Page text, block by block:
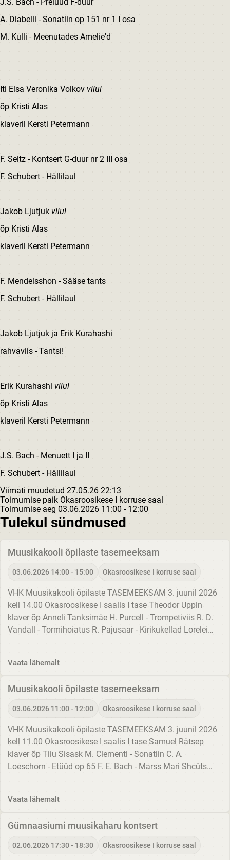
A. Diabelli - Sonatiin op 151 nr 1 I osa
M. Kulli - Meenutades Amelie'd
Iti Elsa Veronika Volkov viiul
õp Kristi Alas
klaveril Kersti Petermann
F. Seitz - Kontsert G-duur nr 2 III osa
F. Schubert - Hällilaul
Jakob Ljutjuk viiul
õp Kristi Alas
klaveril Kersti Petermann
F. Mendelsshon - Sääse tants
F. Schubert - Hällilaul
Jakob Ljutjuk ja Erik Kurahashi
rahvaviis - Tantsi!
Erik Kurahashi viiul
õp Kristi Alas
klaveril Kersti Petermann
J.S. Bach - Menuett I ja II
F. Schubert - Hällilaul
Viimati muudetud 27.05.26 22:13
Toimumise paik Okasroosikese I korruse saal
Toimumise aeg 03.06.2026 11:00 - 12:00
Tulekul sündmused
Muusikakooli õpilaste tasemeeksam
03.06.2026 14:00 - 15:00 Okasroosikese I korruse saal
VHK Muusikakooli õpilaste TASEMEEKSAM 3. juunil 2026
kell 14.00 Okasroosikese I saalis I tase Theodor Uppin
klaver õp Anneli Tanksimäe H. Purcell - Trompetiviis R. D.
Vandall - Tormihoiatus R. Pajusaar - Kirikukellad Lorelei
Vaata lähemalt
Muusikakooli õpilaste tasemeeksam
03.06.2026 11:00 - 12:00 Okasroosikese I korruse saal
VHK Muusikakooli õpilaste TASEMEEKSAM 3. juunil 2026
kell 11.00 Okasroosikese I saalis I tase Samuel Rätsep
klaver õp Tiiu Sisask M. Clementi - Sonatiin C. A.
Loeschorn - Etüüd op 65 F. E. Bach - Marss Mari Shcüts
Vaata lähemalt
Gümnaasiumi muusikaharu kontsert
02.06.2026 17:30 - 18:30 Okasroosikese I korruse saal